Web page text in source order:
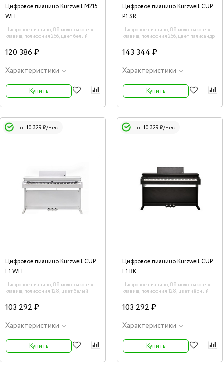
Цифровое пианино Kurzweil M215
WH
Цифровое пианино, 88 молоточковых
клавиш, полифония 256, цвет белый
120 386 ₽
Характеристики
Купить
Цифровое пианино Kurzweil CUP
P1 SR
Цифровое пианино, 88 молоточковых
клавиш, полифония 256, цвет палисандр
143 344 ₽
Характеристики
Купить
от 10 329 ₽/мес
Цифровое пианино Kurzweil CUP
E1 WH
Цифровое пианино, 88 молоточковых
клавиш, полифония 128, цвет белый
103 292 ₽
Характеристики
Купить
от 10 329 ₽/мес
Цифровое пианино Kurzweil CUP
E1 BK
Цифровое пианино, 88 молоточковых
клавиш, полифония 128, цвет чёрный
103 292 ₽
Характеристики
Купить